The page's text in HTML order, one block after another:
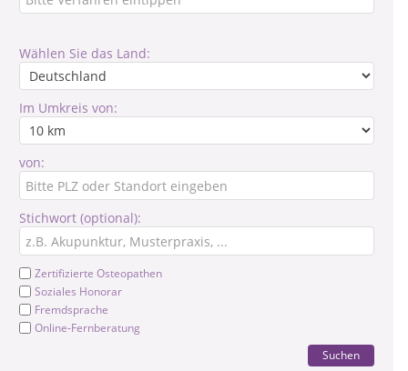
Wählen Sie das Land:
Im Umkreis von:
von:
Stichwort (optional):
Zertifizierte Osteopathen
Soziales Honorar
Fremdsprache
Online-Fernberatung
Suchen